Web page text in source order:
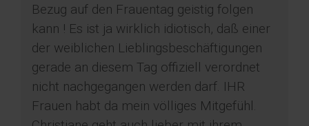
Bezug auf den Frauentag geistig folgen
kann ! Es ist ja wirklich idiotisch, daß einer
der weiblichen Lieblingsbeschäftigungen
gerade an diesem Tag offiziell verordnet
nicht nachgegangen werden darf. IHR
Frauen habt da mein völliges Mitgefühl.